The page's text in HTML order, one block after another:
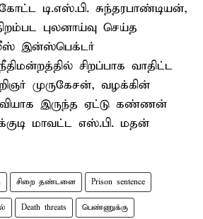
டி.எஸ்.பி. சுந்தரபாண்டியன்,
புலனாய்வு செய்த
இன்ஸ்பெக்டர்
சிறப்பாக வாதிட்ட
முருகேசன், வழக்கின்
இருந்த ஏட்டு கண்ணன்
மாவட்ட எஸ்.பி. மதன்
சிறை தண்டனை Prison sentence
Death threats பெண்ணுக்கு